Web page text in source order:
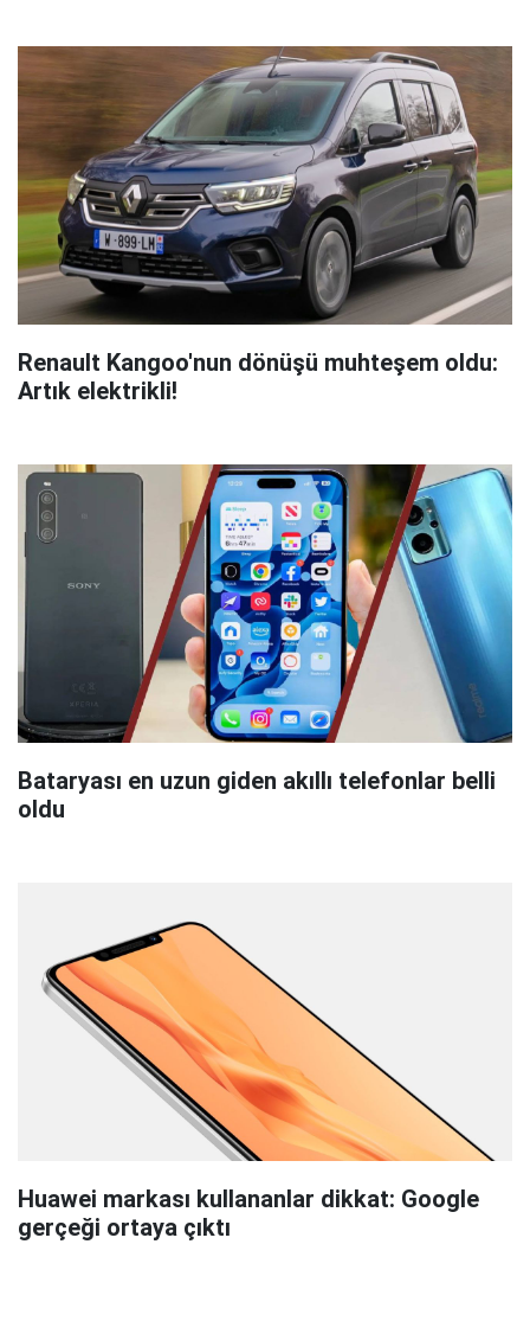
Renault Kangoo'nun dönüşü muhteşem oldu:
Artık elektrikli!
Bataryası en uzun giden akıllı telefonlar belli
oldu
Huawei markası kullananlar dikkat: Google
gerçeği ortaya çıktı